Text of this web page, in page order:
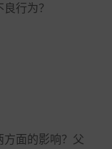
行为？
面的影响？父